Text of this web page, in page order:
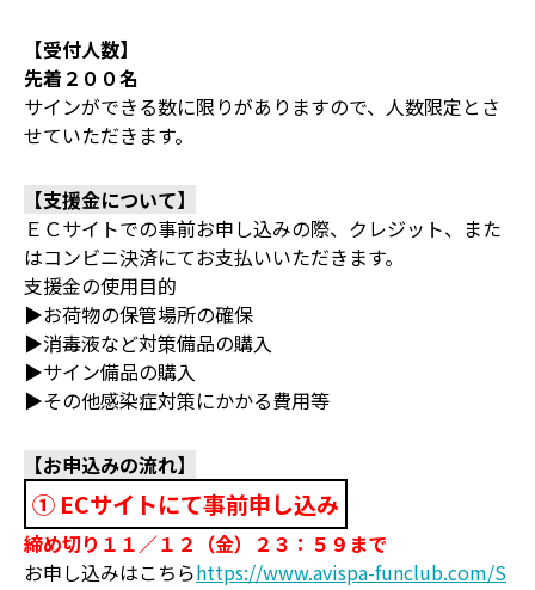
【受付人数】
先着２００名
サインができる数に限りがありますので、人数限定とさ
せていただきます。
【支援金について】
ＥＣサイトでの事前お申し込みの際、クレジット、また
はコンビニ決済にてお支払いいただきます。
支援金の使用目的
▶お荷物の保管場所の確保
▶消毒液など対策備品の購入
▶サイン備品の購入
▶その他感染症対策にかかる費用等
【お申込みの流れ】
① ECサイトにて事前申し込み
締め切り１１／１２（金）２３：５９まで
お申し込みはこちらhttps://www.avispa-funclub.com/S